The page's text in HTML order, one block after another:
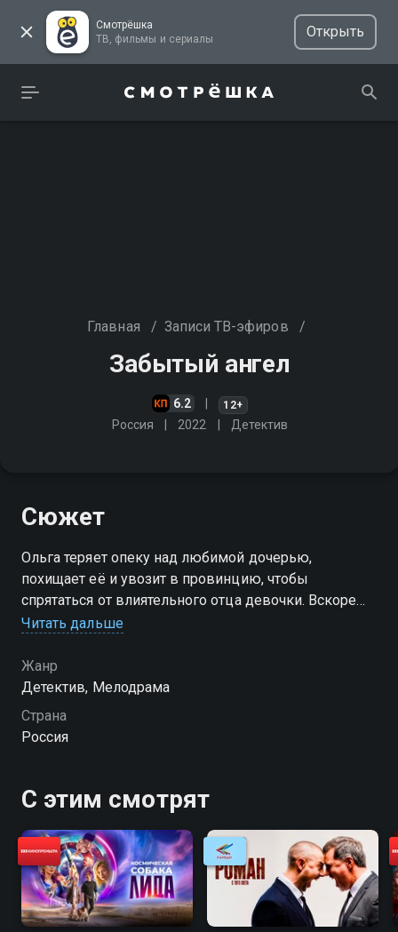
Смотрёшка
ТВ, фильмы и сериалы
Открыть
Главная / Записи ТВ-эфиров /
Забытый ангел
6.2 12+
Россия 2022 Детектив
Сюжет
Ольга теряет опеку над любимой дочерью,
похищает её и увозит в провинцию, чтобы
спрятаться от влиятельного отца девочки. Вскоре
женщина понимает, что это место хранит мрачные
Читать дальше
Жанр
Детектив, Мелодрама
Страна
Россия
С этим смотрят